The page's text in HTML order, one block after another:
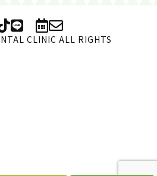
CLINIC ALL RIGHTS